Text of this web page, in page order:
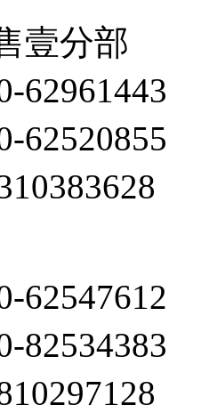
壹分部
62961443
62520855
62547612
82534383